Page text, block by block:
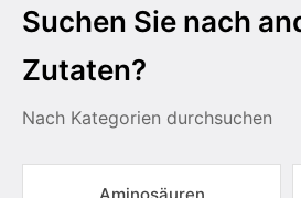
Suchen Sie nach
Zutaten?
Nach Kategorien durchsuchen